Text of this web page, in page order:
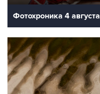
Фотохроника 4 августа